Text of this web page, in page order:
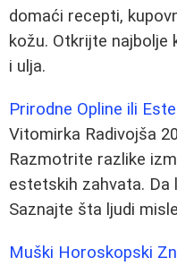
domaći recepti,
kožu. Otkrijte najbolje
i ulja.
Prirodne Opline ili
Vitomirka Radivojša
Razmotrite razlike
estetskih zahvata. Da
Saznajte šta ljudi
Muški Horoskopski